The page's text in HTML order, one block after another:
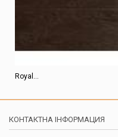
Royal...
КОНТАКТНА ІНФОРМАЦИЯ